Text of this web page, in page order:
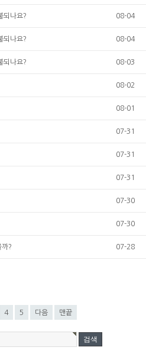
되나요? 08-04
되나요? 08-04
되나요? 08-03
08-02
08-01
07-31
07-31
07-31
07-30
07-30
까? 07-28
4 5 다음 맨끝